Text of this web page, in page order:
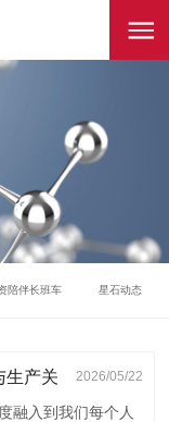
陪伴长班车 星石动态
生产关
2026/05/22
融入到我们每个人